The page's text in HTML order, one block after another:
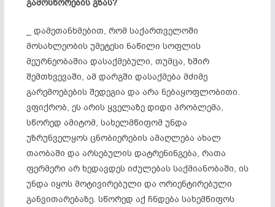
გამოსწორების გზას?
_ დამეთანხმებით, რომ საქართველოში
მოსახლეობის უმეტესი ნაწილი სოფლის
მეურნეობაშია დასაქმებული, თუმცა, ხშირ
შემთხვევაში, ამ დარგში დასაქმება მძიმე
გარემოებების შედეგია და არა ნებაყოფლობითი.
ვფიქრობ, ეს არის ყველაზე დიდი პრობლემა,
სწორედ ამიტომ, სახელმწიფომ უნდა
უზრუნველყოს ცნობიერების ამაღლება ახალ
თაობაში და არსებულის დატრენინგება, რათა
ფერმერი არ ხედავდეს იძულებას საქმიანობაში, ის
უნდა იყოს მოტივირებული და ორიენტირებული
განვითარებაზე. სწორედ აქ ჩნდება სახემწიფოს